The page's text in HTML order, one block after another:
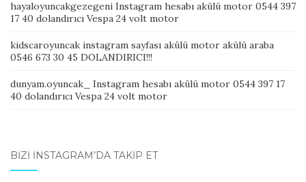
hayaloyuncakgezegeni Instagram hesabı akülü motor 0544 397
17 40 dolandırıcı Vespa 24 volt motor
kidscaroyuncak instagram sayfası akülü motor akülü araba
0546 673 30 45 DOLANDIRICI!!!
dunyam.oyuncak_ Instagram hesabı akülü motor 0544 397 17
40 dolandırıcı Vespa 24 volt motor
BIZI İNSTAGRAM’DA TAKIP ET